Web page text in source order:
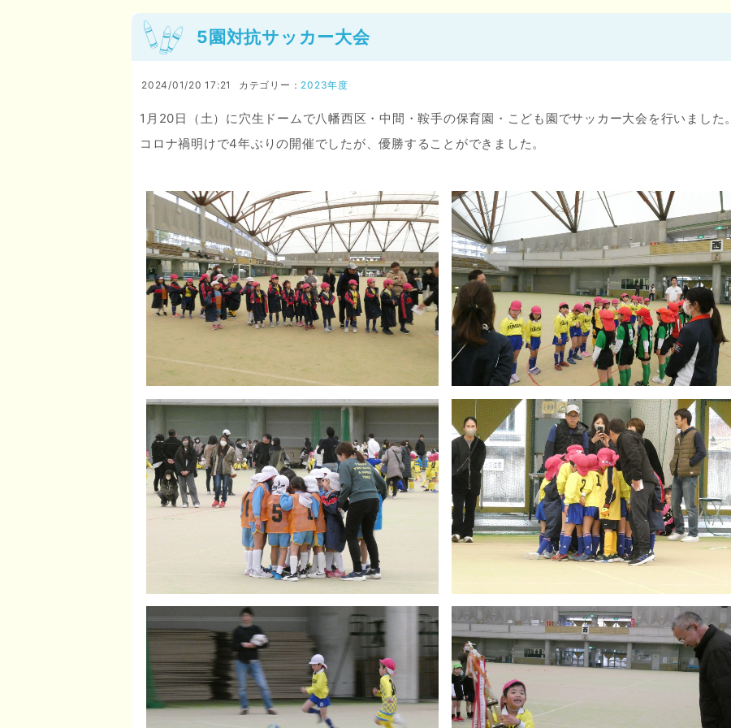
5園対抗サッカー大会
2024/01/20 17:21 カテゴリー： 2023年度
1月20日（土）に穴生ドームで八幡西区・中間・鞍手の保育園・こども園でサッカー大会を行いました。
コロナ禍明けで4年ぶりの開催でしたが、優勝することができました。